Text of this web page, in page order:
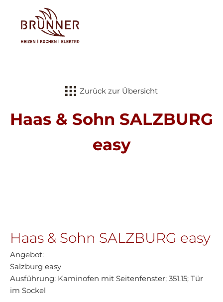
Zurück zur Übersicht
Haas & Sohn SALZBURG
easy
Haas & Sohn SALZBURG easy
Angebot:
Salzburg easy
Ausführung: Kaminofen mit Seitenfenster; 351.15; Tür
im Sockel